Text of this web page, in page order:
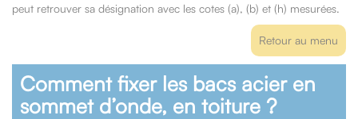
peut retrouver sa désignation avec les cotes (a), (b) et (h) mesurées.
Retour au menu
Comment fixer les bacs acier en
sommet d’onde, en toiture ?